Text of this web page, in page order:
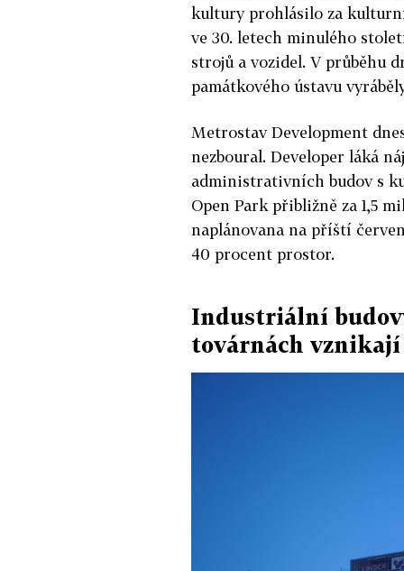
kultury prohlásilo za kulturní
ve 30. letech minulého
strojů a vozidel. V průběhu
památkového ústavu
Metrostav Development
nezboural. Developer láká
administrativních budov s
Open Park přibližně za 1,5
naplánovana na příští
40 procent prostor.
Industriální
továrnách vznikají